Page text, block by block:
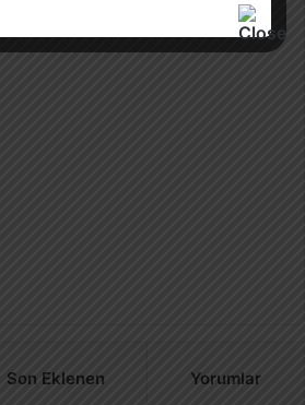
Son Eklenen Yorumlar